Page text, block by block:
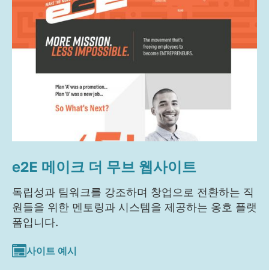
e2E 메이크 더 무브 웹사이트
독립성과 팀워크를 강조하며 창업으로 전환하는 직
원들을 위한 멘토링과 시스템을 제공하는 옹호 플랫
폼입니다.
사이트 예시